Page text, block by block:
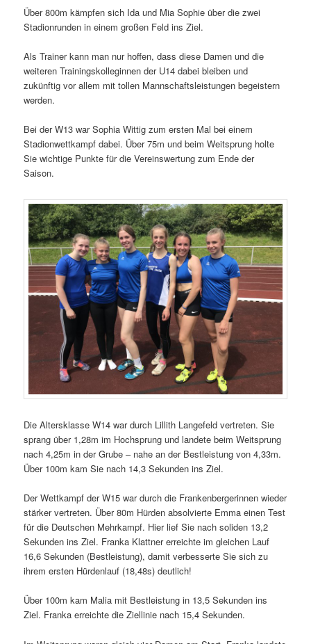
Über 800m kämpfen sich Ida und Mia Sophie über die zwei
Stadionrunden in einem großen Feld ins Ziel.
Als Trainer kann man nur hoffen, dass diese Damen und die
weiteren Trainingskolleginnen der U14 dabei bleiben und
zukünftig vor allem mit tollen Mannschaftsleistungen begeistern
werden.
Bei der W13 war Sophia Wittig zum ersten Mal bei einem
Stadionwettkampf dabei. Über 75m und beim Weitsprung holte
Sie wichtige Punkte für die Vereinswertung zum Ende der
Saison.
Die Altersklasse W14 war durch Lillith Langefeld vertreten. Sie
sprang über 1,28m im Hochsprung und landete beim Weitsprung
nach 4,25m in der Grube – nahe an der Bestleistung von 4,33m.
Über 100m kam Sie nach 14,3 Sekunden ins Ziel.
Der Wettkampf der W15 war durch die Frankenbergerinnen wieder
stärker vertreten. Über 80m Hürden absolvierte Emma einen Test
für die Deutschen Mehrkampf. Hier lief Sie nach soliden 13,2
Sekunden ins Ziel. Franka Klattner erreichte im gleichen Lauf
16,6 Sekunden (Bestleistung), damit verbesserte Sie sich zu
ihrem ersten Hürdenlauf (18,48s) deutlich!
Über 100m kam Malia mit Bestleistung in 13,5 Sekunden ins
Ziel. Franka erreichte die Ziellinie nach 15,4 Sekunden.